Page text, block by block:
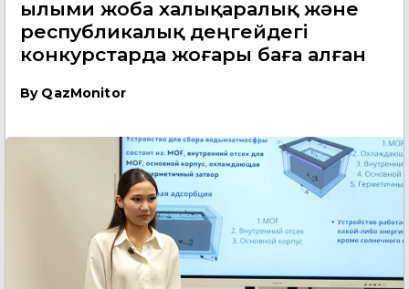
Ғылыми жоба халықаралық және
республикалық деңгейдегі
конкурстарда жоғары баға алған
By QazMonitor